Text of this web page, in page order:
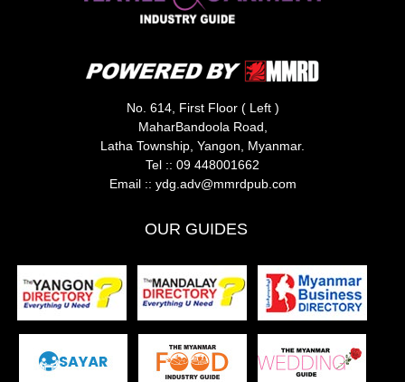
No. 614, First Floor ( Left )
MaharBandoola Road,
Latha Township, Yangon, Myanmar.
Tel :: 09 448001662
Email :: ydg.adv@mmrdpub.com
OUR GUIDES